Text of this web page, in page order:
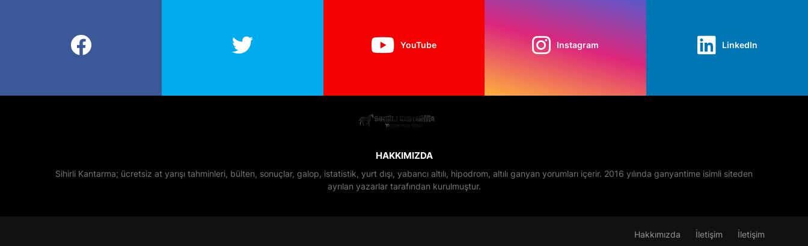
YouTube Instagram LinkedIn
HAKKIMIZDA
Sihirli Kantarma; ücretsiz at yarışı tahminleri, bülten, sonuçlar, galop, istatistik, yurt dışı, yabancı altılı, hipodrom, altılı ganyan yorumları içerir. 2016 yılında ganyantime isimli siteden
ayrılan yazarlar tarafından kurulmuştur.
Hakkımızda İletişim İletişim